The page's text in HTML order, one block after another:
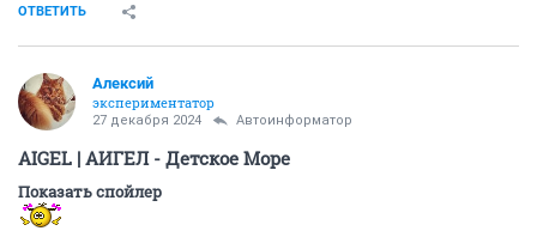
ОТВЕТИТЬ
Алексий
экспериментатор
27 декабря 2024 Автоинформатор
AIGEL | АИГЕЛ - Детское Море
Показать спойлер